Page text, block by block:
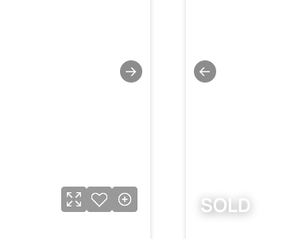
→ ←
SOLD